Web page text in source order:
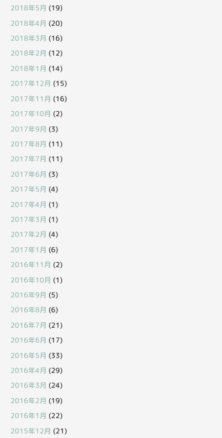
2018年5月 (19)
2018年4月 (20)
2018年3月 (16)
2018年2月 (12)
2018年1月 (14)
2017年12月 (15)
2017年11月 (16)
2017年10月 (2)
2017年9月 (3)
2017年8月 (11)
2017年7月 (11)
2017年6月 (3)
2017年5月 (4)
2017年4月 (1)
2017年3月 (1)
2017年2月 (4)
2017年1月 (6)
2016年11月 (2)
2016年10月 (1)
2016年9月 (5)
2016年8月 (6)
2016年7月 (21)
2016年6月 (17)
2016年5月 (33)
2016年4月 (29)
2016年3月 (24)
2016年2月 (19)
2016年1月 (22)
2015年12月 (21)